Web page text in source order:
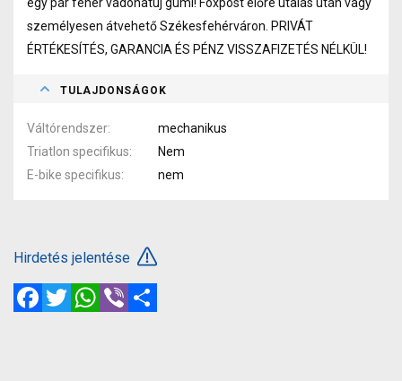
személyesen átvehető Székesfehérváron. PRIVÁT
ÉRTÉKESÍTÉS, GARANCIA ÉS PÉNZ VISSZAFIZETÉS NÉLKÜL!
TULAJDONSÁGOK
Váltórendszer
mechanikus
Triatlon specifikus
Nem
E-bike specifikus
nem
Hirdetés jelentése
FacebookTwitterWhatsApp
Viber